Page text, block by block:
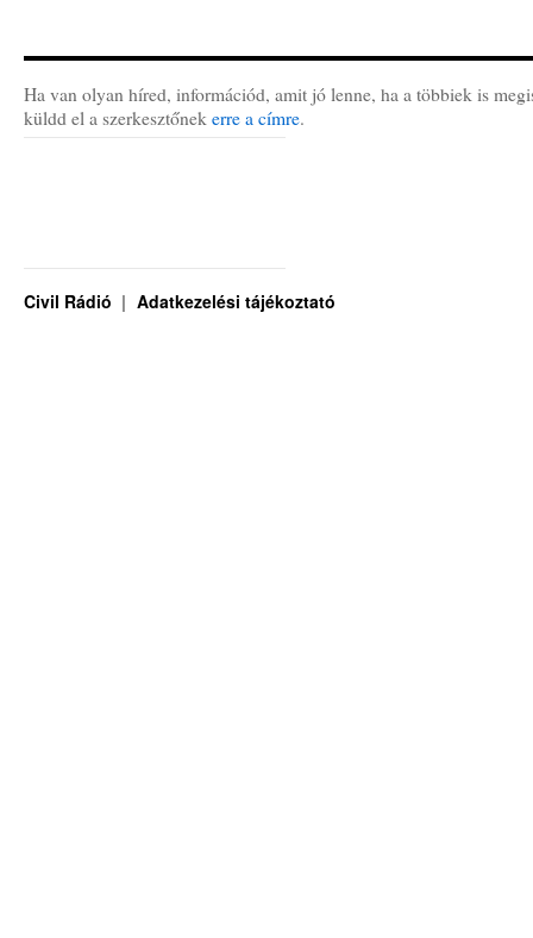
Ha van olyan híred, információd, amit jó lenne, ha a többiek is
küldd el a szerkesztőnek erre a címre.
Civil Rádió Adatkezelési tájékoztató